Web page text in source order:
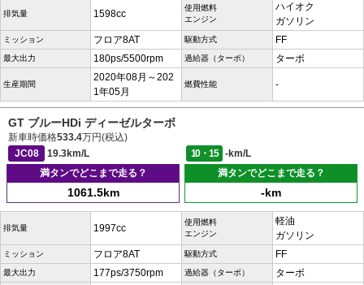
排気量 1598cc
使用燃料
エンジン
ハイオク
ガソリン
ミッション フロア8AT 駆動方式 FF
最大出力 180ps/5500rpm 過給器（ターボ） ターボ
生産期間
2020年08月～202
1年05月
燃費性能 -
GT ブルーHDi ディーゼルターボ
新車時価格533.4万円(税込)
JC08
19.3km/L 10・15
-km/L
満タンでどこまで走る？
1061.5km
満タンでどこまで走る？
-km
排気量 1997cc
使用燃料
エンジン
軽油
ガソリン
ミッション フロア8AT 駆動方式 FF
最大出力 177ps/3750rpm 過給器（ターボ） ターボ